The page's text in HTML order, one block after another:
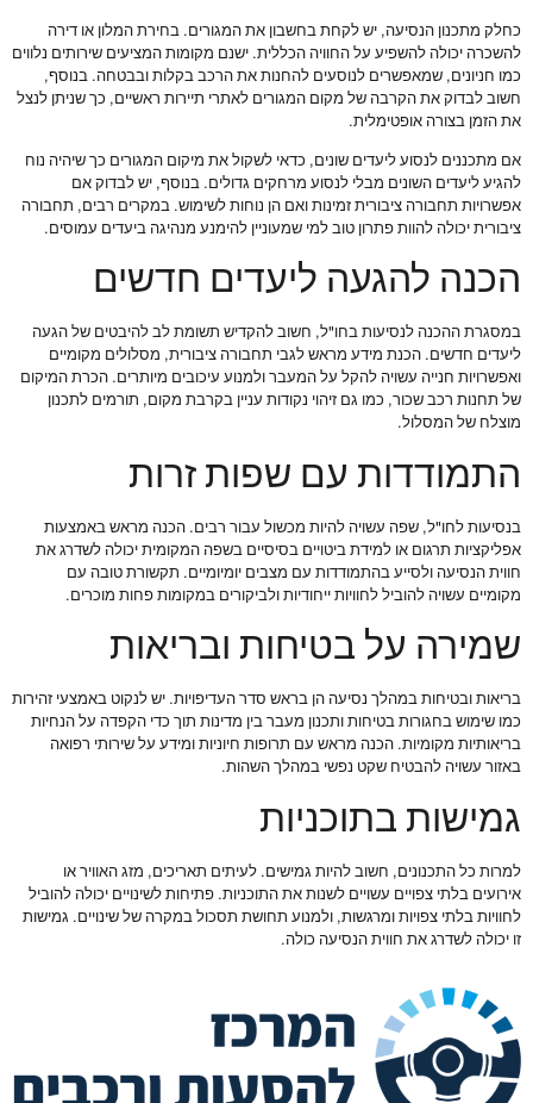
כחלק מתכנון הנסיעה, יש לקחת בחשבון את המגורים. בחירת המלון או דירה
להשכרה יכולה להשפיע על החוויה הכללית. ישנם מקומות המציעים שירותים נלווים
כמו חניונים, שמאפשרים לנוסעים להחנות את הרכב בקלות ובבטחה. בנוסף,
חשוב לבדוק את הקרבה של מקום המגורים לאתרי תיירות ראשיים, כך שניתן לנצל
את הזמן בצורה אופטימלית.
אם מתכננים לנסוע ליעדים שונים, כדאי לשקול את מיקום המגורים כך שיהיה נוח
להגיע ליעדים השונים מבלי לנסוע מרחקים גדולים. בנוסף, יש לבדוק אם
אפשרויות תחבורה ציבורית זמינות ואם הן נוחות לשימוש. במקרים רבים, תחבורה
ציבורית יכולה להוות פתרון טוב למי שמעוניין להימנע מנהיגה ביעדים עמוסים.
הכנה להגעה ליעדים חדשים
במסגרת ההכנה לנסיעות בחו"ל, חשוב להקדיש תשומת לב להיבטים של הגעה
ליעדים חדשים. הכנת מידע מראש לגבי תחבורה ציבורית, מסלולים מקומיים
ואפשרויות חנייה עשויה להקל על המעבר ולמנוע עיכובים מיותרים. הכרת המיקום
של תחנות רכב שכור, כמו גם זיהוי נקודות עניין בקרבת מקום, תורמים לתכנון
מוצלח של המסלול.
התמודדות עם שפות זרות
בנסיעות לחו"ל, שפה עשויה להיות מכשול עבור רבים. הכנה מראש באמצעות
אפליקציות תרגום או למידת ביטויים בסיסיים בשפה המקומית יכולה לשדרג את
חווית הנסיעה ולסייע בהתמודדות עם מצבים יומיומיים. תקשורת טובה עם
מקומיים עשויה להוביל לחוויות ייחודיות ולביקורים במקומות פחות מוכרים.
שמירה על בטיחות ובריאות
בריאות ובטיחות במהלך נסיעה הן בראש סדר העדיפויות. יש לנקוט באמצעי זהירות
כמו שימוש בחגורות בטיחות ותכנון מעבר בין מדינות תוך כדי הקפדה על הנחיות
בריאותיות מקומיות. הכנה מראש עם תרופות חיוניות ומידע על שירותי רפואה
באזור עשויה להבטיח שקט נפשי במהלך השהות.
גמישות בתוכניות
למרות כל התכנונים, חשוב להיות גמישים. לעיתים תאריכים, מזג האוויר או
אירועים בלתי צפויים עשויים לשנות את התוכניות. פתיחות לשינויים יכולה להוביל
לחוויות בלתי צפויות ומרגשות, ולמנוע תחושת תסכול במקרה של שינויים. גמישות
זו יכולה לשדרג את חווית הנסיעה כולה.